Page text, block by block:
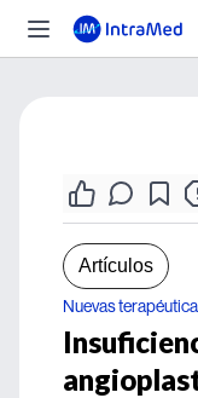
Artículos
Nuevas